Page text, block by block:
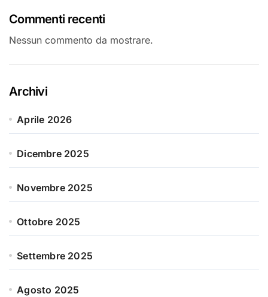
Commenti recenti
Nessun commento da mostrare.
Archivi
Aprile 2026
Dicembre 2025
Novembre 2025
Ottobre 2025
Settembre 2025
Agosto 2025